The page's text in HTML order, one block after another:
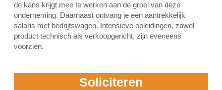
de kans krijgt mee te werken aan de groei van deze
onderneming. Daarnaast ontvang je een aantrekkelijk
salaris met bedrijfswagen. Intensieve opleidingen, zowel
product technisch als verkoopgericht, zijn eveneens
voorzien.
Soliciteren